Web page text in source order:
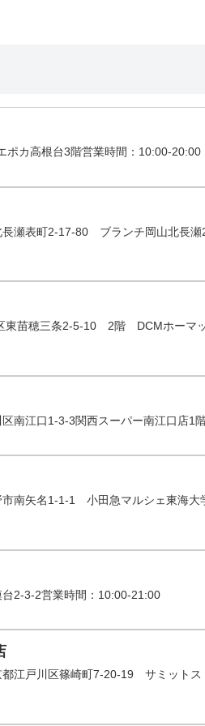
ポカ高根台3階営業時間：10:00-20:00
瀬表町2-17-80 ブランチ岡山北長瀬
東苗穂三条2-5-10 2階 DCMホーマ
南江口1-3-3関西スーパー南江口店1
南矢名1-1-1 小田急マルシェ東海大
2-3-2営業時間：10:00-21:00
江戸川区篠崎町7-20-19 サミットス